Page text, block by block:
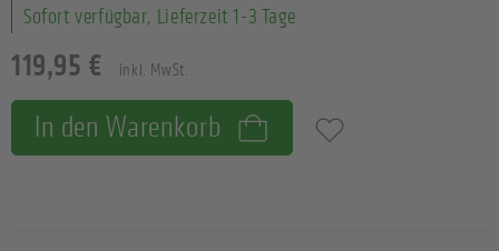
119,95 € inkl. MwSt.
Sofort verfügbar, Lieferzeit 1-3 Tage
In den Warenkorb Zum Merkzettel hinzufügen